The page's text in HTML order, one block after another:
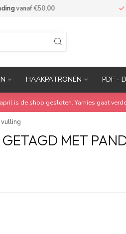
vanaf €50,00
HAAKPATRONEN PDF -
april is de shop gesloten. Yarnies gaat
MET